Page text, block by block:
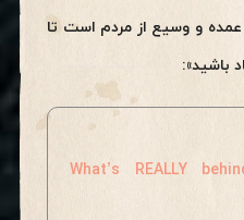
و وسیع از مردم است تا
باشید»:
What’s REALLY